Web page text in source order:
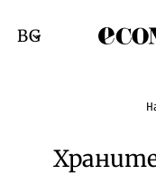
Смяна на език